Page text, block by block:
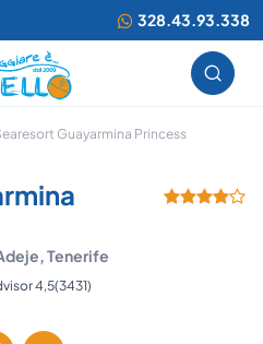
328.43.93.338
Guayarmina Princess
Tenerife
(3431)